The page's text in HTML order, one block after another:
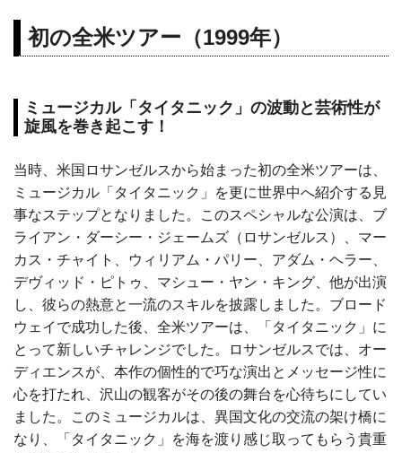
初の全米ツアー（1999年）
ミュージカル「タイタニック」の波動と芸術性が
旋風を巻き起こす！
当時、米国ロサンゼルスから始まった初の全米ツアーは、
ミュージカル「タイタニック」を更に世界中へ紹介する見
事なステップとなりました。このスペシャルな公演は、ブ
ライアン・ダーシー・ジェームズ（ロサンゼルス）、マー
カス・チャイト、ウィリアム・パリー、アダム・ヘラー、
デヴィッド・ピトゥ、マシュー・ヤン・キング、他が出演
し、彼らの熱意と一流のスキルを披露しました。ブロード
ウェイで成功した後、全米ツアーは、「タイタニック」に
とって新しいチャレンジでした。ロサンゼルスでは、オー
ディエンスが、本作の個性的で巧な演出とメッセージ性に
心を打たれ、沢山の観客がその後の舞台を心待ちにしてい
ました。このミュージカルは、異国文化の交流の架け橋に
なり、「タイタニック」を海を渡り感じ取ってもらう貴重